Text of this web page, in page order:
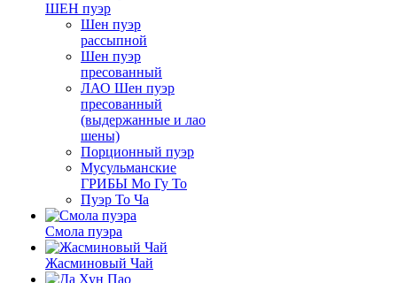
ШЕН пуэр
Шен пуэр
рассыпной
Шен пуэр
пресованный
ЛАО Шен пуэр
пресованный
(выдержанные и лао
шены)
Порционный пуэр
Мусульманские
ГРИБЫ Мо Гу То
Пуэр То Ча
Смола пуэра
Жасминовый Чай